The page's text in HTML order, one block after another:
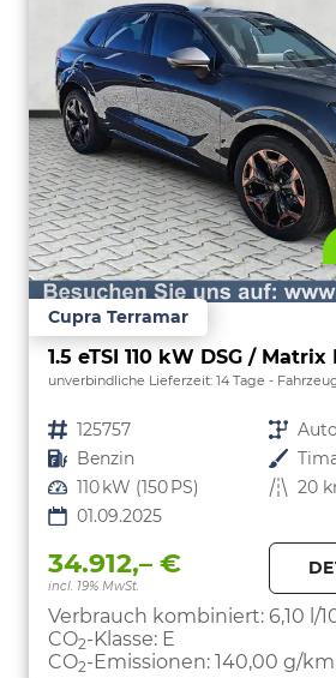
Cupra Terramar
1.5 eTSI 110 kW DSG / Matrix
unverbindliche Lieferzeit: 14 Tage
Fahrzeugnr. 125757 Getriebe
Kraftstoff Benzin Außenfarbe
Leistung 110 kW (150 PS) Kilometerstand 20
01.09.2025
34.912,– €
incl. 19% MwSt.
Verbrauch kombiniert: 6,10 l/
CO2-Klasse: E
CO2-Emissionen: 140,00 g/km